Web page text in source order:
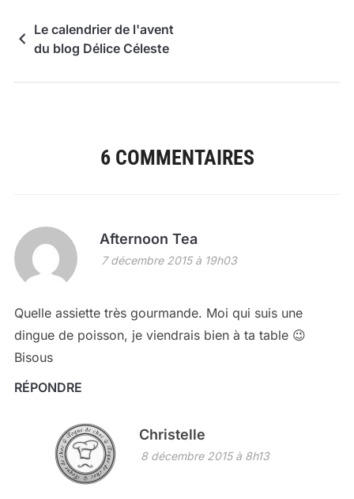
Le calendrier de l'avent
du blog Délice Céleste
6 COMMENTAIRES
Afternoon Tea
7 décembre 2015 à 19h03
Quelle assiette très gourmande. Moi qui suis une
dingue de poisson, je viendrais bien à ta table 😉
Bisous
RÉPONDRE
Christelle
8 décembre 2015 à 8h13